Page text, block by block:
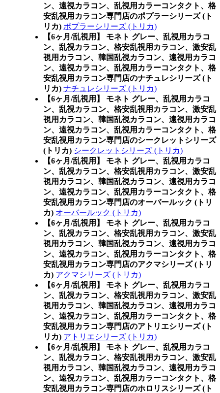
ン、遠視カラコン、乱視用カラーコンタクト、格
安乱視用カラコン専門店のポプラーシリーズ (ト
リカ) ポプラーシリーズ (トリカ)
【6ヶ月/乱視用】 モネト グレー、乱視用カラコ
ン、乱視カラコン、格安乱視用カラコン、激安乱
視用カラコン、韓国乱視カラコン、遠視用カラコ
ン、遠視カラコン、乱視用カラーコンタクト、格
安乱視用カラコン専門店のナチュレシリーズ (ト
リカ) ナチュレシリーズ (トリカ)
【6ヶ月/乱視用】 モネト グレー、乱視用カラコ
ン、乱視カラコン、格安乱視用カラコン、激安乱
視用カラコン、韓国乱視カラコン、遠視用カラコ
ン、遠視カラコン、乱視用カラーコンタクト、格
安乱視用カラコン専門店のシークレットシリーズ
(トリカ) シークレットシリーズ (トリカ)
【6ヶ月/乱視用】 モネト グレー、乱視用カラコ
ン、乱視カラコン、格安乱視用カラコン、激安乱
視用カラコン、韓国乱視カラコン、遠視用カラコ
ン、遠視カラコン、乱視用カラーコンタクト、格
安乱視用カラコン専門店のオーバールック (トリ
カ) オーバールック (トリカ)
【6ヶ月/乱視用】 モネト グレー、乱視用カラコ
ン、乱視カラコン、格安乱視用カラコン、激安乱
視用カラコン、韓国乱視カラコン、遠視用カラコ
ン、遠視カラコン、乱視用カラーコンタクト、格
安乱視用カラコン専門店のアクマシリーズ (トリ
カ) アクマシリーズ (トリカ)
【6ヶ月/乱視用】 モネト グレー、乱視用カラコ
ン、乱視カラコン、格安乱視用カラコン、激安乱
視用カラコン、韓国乱視カラコン、遠視用カラコ
ン、遠視カラコン、乱視用カラーコンタクト、格
安乱視用カラコン専門店のアトリエシリーズ (ト
リカ) アトリエシリーズ (トリカ)
【6ヶ月/乱視用】 モネト グレー、乱視用カラコ
ン、乱視カラコン、格安乱視用カラコン、激安乱
視用カラコン、韓国乱視カラコン、遠視用カラコ
ン、遠視カラコン、乱視用カラーコンタクト、格
安乱視用カラコン専門店のホロリスシリーズ (ト